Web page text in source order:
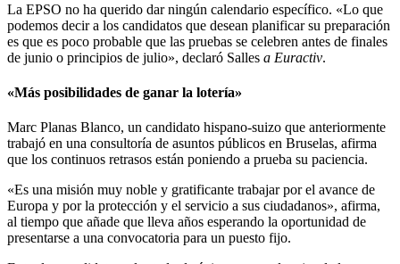
La EPSO no ha querido dar ningún calendario específico. «Lo que
podemos decir a los candidatos que desean planificar su preparación
es que es poco probable que las pruebas se celebren antes de finales
de junio o principios de julio», declaró Salles a Euractiv.
«Más posibilidades de ganar la lotería»
Marc Planas Blanco, un candidato hispano-suizo que anteriormente
trabajó en una consultoría de asuntos públicos en Bruselas, afirma
que los continuos retrasos están poniendo a prueba su paciencia.
«Es una misión muy noble y gratificante trabajar por el avance de
Europa y por la protección y el servicio a sus ciudadanos», afirma,
al tiempo que añade que lleva años esperando la oportunidad de
presentarse a una convocatoria para un puesto fijo.